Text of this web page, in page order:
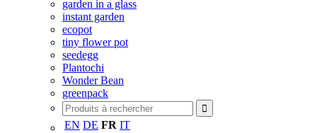
garden in a glass
instant garden
ecopot
tiny flower pot
seedegg
Plantochi
Wonder Bean
greenpack
EN DE FR IT